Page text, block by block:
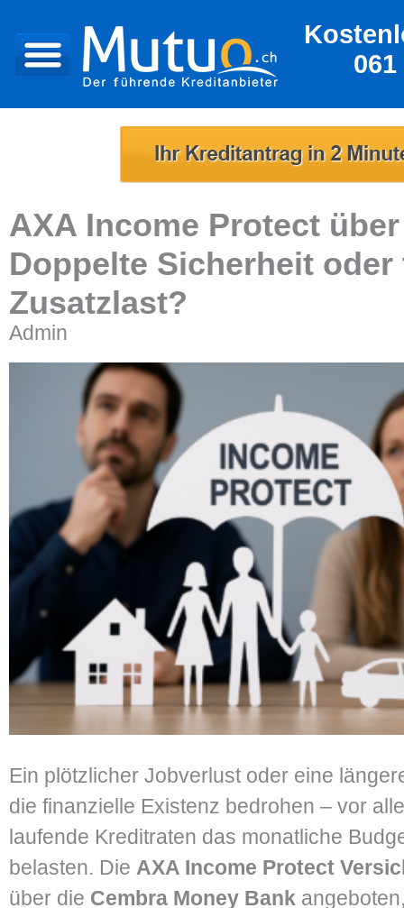
061
AXA Income Protect
Doppelte Sicherheit oder
Zusatzlast?
Admin
Ein plötzlicher Jobverlust oder eine
die finanzielle Existenz bedrohen – vor
laufende Kreditraten das monatliche
belasten. Die AXA Income Protect
über die Cembra Money Bank